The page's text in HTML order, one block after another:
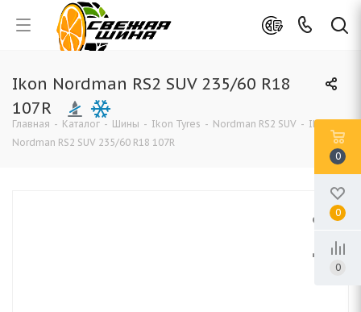
Ikon Nordman RS2 SUV 235/60 R18
107R
Главная - Каталог - Шины - Ikon Tyres - Nordman RS2 SUV - Ikon
Nordman RS2 SUV 235/60 R18 107R
0
0
0